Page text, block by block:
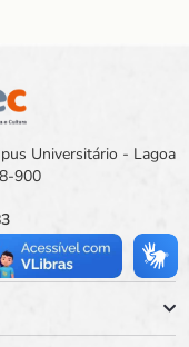
Universitário - Lagoa
900